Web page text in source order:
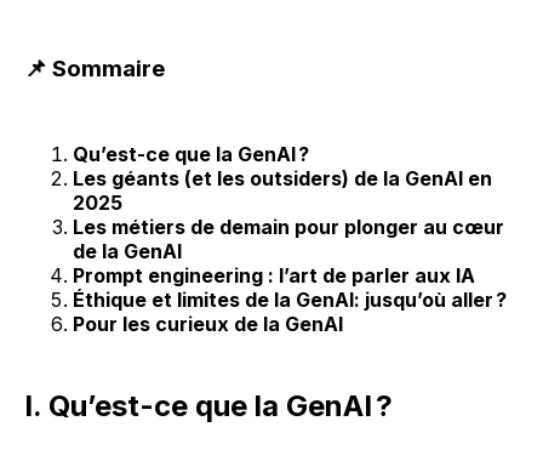
📌 Sommaire
Qu’est-ce que la GenAI ?
Les géants (et les outsiders) de la GenAI en
2025
Les métiers de demain pour plonger au cœur
de la GenAI
Prompt engineering : l’art de parler aux IA
Éthique et limites de la GenAI: jusqu’où aller ?
Pour les curieux de la GenAI
I. Qu’est-ce que la GenAI ?